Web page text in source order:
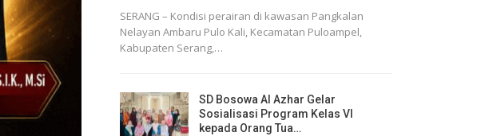
SERANG – Kondisi perairan di kawasan Pangkalan
Nelayan Ambaru Pulo Kali, Kecamatan Puloampel,
Kabupaten Serang,…
SD Bosowa Al Azhar Gelar
Sosialisasi Program Kelas VI
kepada Orang Tua…